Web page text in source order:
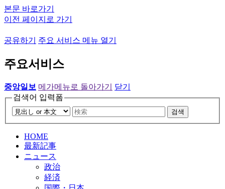
본문 바로가기
이전 페이지로 가기
공유하기 주요 서비스 메뉴 열기
주요서비스
중앙일보 메가메뉴로 돌아가기
닫기
검색어 입력폼
검색
HOME
最新記事
ニュース
政治
経済